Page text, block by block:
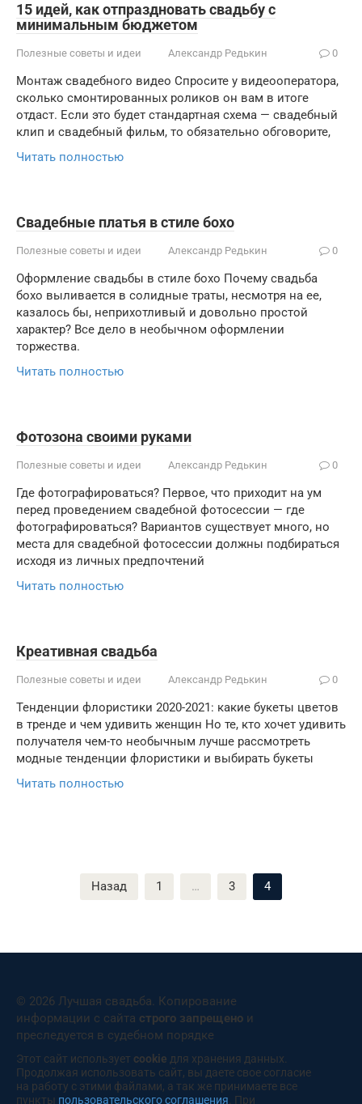
15 идей, как отпраздновать свадьбу с
минимальным бюджетом
Полезные советы и идеи Александр Редькин 0
Монтаж свадебного видео Спросите у видеооператора,
сколько смонтированных роликов он вам в итоге
отдаст. Если это будет стандартная схема — свадебный
клип и свадебный фильм, то обязательно обговорите,
Читать полностью
Свадебные платья в стиле бохо
Полезные советы и идеи Александр Редькин 0
Оформление свадьбы в стиле бохо Почему свадьба
бохо выливается в солидные траты, несмотря на ее,
казалось бы, неприхотливый и довольно простой
характер? Все дело в необычном оформлении
торжества.
Читать полностью
Фотозона своими руками
Полезные советы и идеи Александр Редькин 0
Где фотографироваться? Первое, что приходит на ум
перед проведением свадебной фотосессии — где
фотографироваться? Вариантов существует много, но
места для свадебной фотосессии должны подбираться
исходя из личных предпочтений
Читать полностью
Креативная свадьба
Полезные советы и идеи Александр Редькин 0
Тенденции флористики 2020-2021: какие букеты цветов
в тренде и чем удивить женщин Но те, кто хочет удивить
получателя чем-то необычным лучше рассмотреть
модные тенденции флористики и выбирать букеты
Читать полностью
Назад 1 … 3 4
© 2026 Лучшая свадьба. Копирование
информации с сайта строго запрещено и
преследуется в судебном порядке
Этот сайт использует cookie для хранения данных.
Продолжая использовать сайт, вы даете свое согласие
на работу с этими файлами, а так же принимаете все
пункты пользовательского соглашения . При